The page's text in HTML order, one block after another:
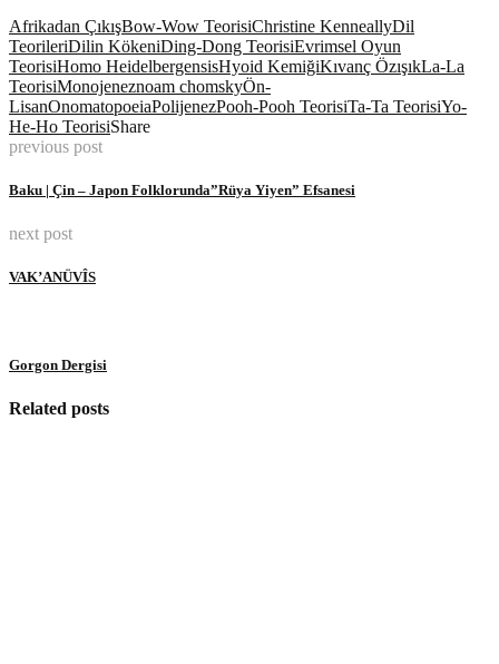
Afrikadan ÇıkışBow-Wow TeorisiChristine KenneallyDil
TeorileriDilin KökeniDing-Dong TeorisiEvrimsel Oyun
TeorisiHomo HeidelbergensisHyoid KemiğiKıvanç ÖzışıkLa-La
TeorisiMonojeneznoam chomskyÖn-
LisanOnomatopoeiaPolijenezPooh-Pooh TeorisiTa-Ta TeorisiYo-
He-Ho TeorisiShare
previous post
Baku | Çin – Japon Folklorunda”Rüya Yiyen” Efsanesi
next post
VAK’ANÜVÎS
Gorgon Dergisi
Related posts